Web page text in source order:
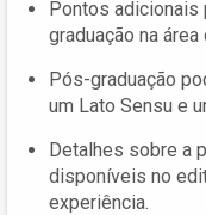
Pontos adicionais
graduação na área
Pós-graduação
um Lato Sensu e
Detalhes sobre a
disponíveis no
experiência.